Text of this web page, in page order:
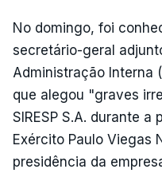
No domingo, foi
secretário-geral
Administração Interna
que alegou "graves
SIRESP S.A. durante
Exército Paulo Viegas
presidência da